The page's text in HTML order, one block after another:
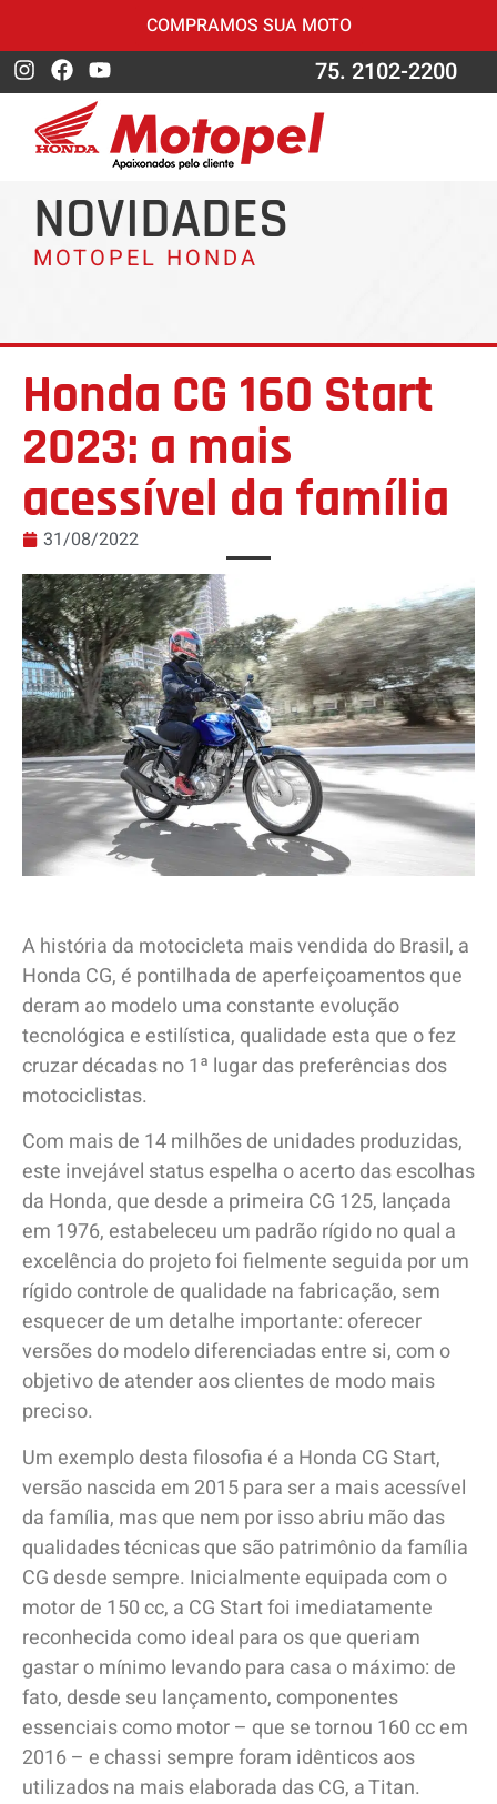
COMPRAMOS SUA MOTO
75. 2102-2200
NOVIDADES
MOTOPEL HONDA
Honda CG 160 Start
2023: a mais
acessível da família
31/08/2022
A história da motocicleta mais vendida do Brasil, a
Honda CG, é pontilhada de aperfeiçoamentos que
deram ao modelo uma constante evolução
tecnológica e estilística, qualidade esta que o fez
cruzar décadas no 1ª lugar das preferências dos
motociclistas.
Com mais de 14 milhões de unidades produzidas,
este invejável status espelha o acerto das escolhas
da Honda, que desde a primeira CG 125, lançada
em 1976, estabeleceu um padrão rígido no qual a
excelência do projeto foi fielmente seguida por um
rígido controle de qualidade na fabricação, sem
esquecer de um detalhe importante: oferecer
versões do modelo diferenciadas entre si, com o
objetivo de atender aos clientes de modo mais
preciso.
Um exemplo desta filosofia é a Honda CG Start,
versão nascida em 2015 para ser a mais acessível
da família, mas que nem por isso abriu mão das
qualidades técnicas que são patrimônio da família
CG desde sempre. Inicialmente equipada com o
motor de 150 cc, a CG Start foi imediatamente
reconhecida como ideal para os que queriam
gastar o mínimo levando para casa o máximo: de
fato, desde seu lançamento, componentes
essenciais como motor – que se tornou 160 cc em
2016 – e chassi sempre foram idênticos aos
utilizados na mais elaborada das CG, a Titan.